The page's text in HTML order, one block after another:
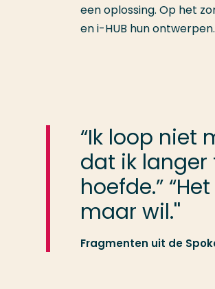
een oplossing. Op het
en i-HUB hun
“Ik loop niet
dat ik
hoefde.”
maar wil.''
Fragmenten uit de